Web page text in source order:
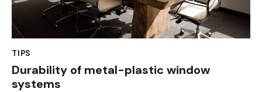
TIPS
Durability of metal-plastic window
systems